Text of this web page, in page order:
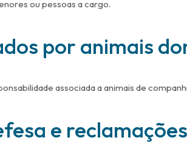
ou pessoas a cargo.
por animais
associada a animais de
e reclamações